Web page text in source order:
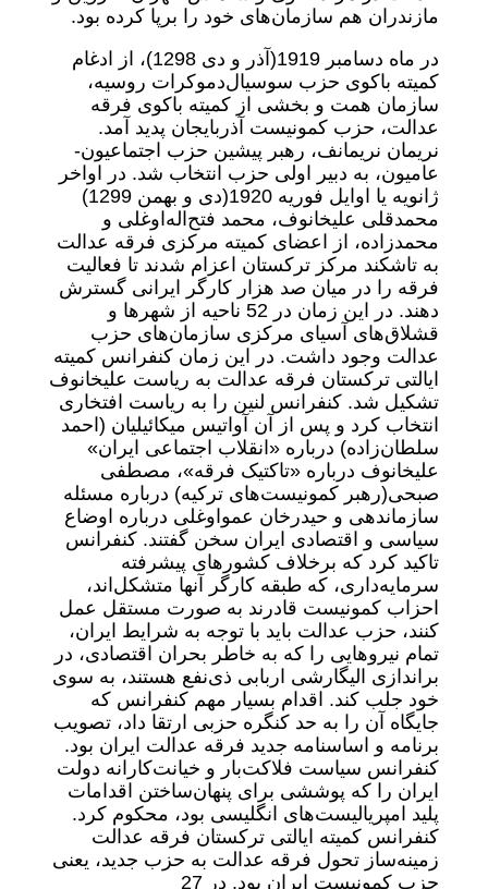
مازندران هم سازمان‌های خود را برپا کرده بود.
در ماه دسامبر 1919‌(آذر و دی 1298)، از ادغام
کمیته باکوی حزب سوسیال‌دموکرات روسیه،
سازمان همت و بخشی از کمیته باکوی فرقه
عدالت، حزب کمونیست آذربایجان پدید آمد.
نریمان نریمانف، رهبر پیشین حزب اجتماعیون-
عامیون، به دبیر اولی حزب انتخاب شد. در اواخر
ژانویه یا اوایل فوریه 1920‌(دی و بهمن 1299)
محمد‌قلی علیخانوف، محمد فتح‌اله‌اوغلی و
محمدزاده، از اعضای کمیته مرکزی فرقه عدالت
به تاشکند مرکز ترکستان اعزام شدند تا فعالیت
فرقه را در میان صد هزار کارگر ایرانی گسترش
دهند. در این زمان در 52 ناحیه از شهرها و
قشلاق‌های آسیای مرکزی سازمان‌های حزب
عدالت وجود داشت. در این زمان کنفرانس کمیته
ایالتی ترکستان فرقه عدالت به ریاست علیخانوف
تشکیل شد. کنفرانس لنین را به ریاست افتخاری
انتخاب کرد و پس از آن آواتیس میکائیلیان (احمد
سلطان‌زاده) درباره «انقلاب اجتماعی ایران»
علیخانوف درباره «تاکتیک فرقه»، مصطفی
صبحی‌(رهبر کمونیست‌های ترکیه) درباره مسئله
سازماندهی و حیدرخان عمواوغلی درباره اوضاع
سیاسی و اقتصادی ایران سخن گفتند. کنفرانس
تاکید کرد که برخلاف کشورهای پیشرفته
سرمایه‌داری، که طبقه کارگر آنها متشکل‌اند،
احزاب کمونیست قادرند به صورت مستقل عمل
کنند، حزب عدالت باید با توجه به شرایط ایران،
تمام نیروهایی را که به خاطر بحران اقتصادی، در
براندازی الیگارشی اربابی ذی‌نفع هستند، به سوی
خود جلب کند. اقدام بسیار مهم کنفرانس که
جایگاه آن را به حد کنگره حزبی ارتقا داد، تصویب
برنامه و اساسنامه جدید فرقه عدالت ایران بود.
کنفرانس سیاست فلاکت‌بار و خیانت‌کارانه دولت
ایران را که پوششی برای پنهان‌ساختن اقدامات
پلید امپریالیست‌های انگلیسی بود، محکوم کرد.
کنفرانس کمیته ایالتی ترکستان فرقه عدالت
زمینه‌ساز تحول فرقه عدالت به حزب جدید، یعنی
حزب کمونیست ایران بود. در 27